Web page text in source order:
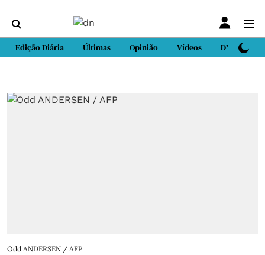
Edição Diária Últimas Opinião Vídeos DN Sport
Odd ANDERSEN / AFP